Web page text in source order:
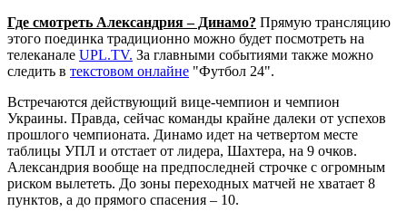
Где смотреть Александрия – Динамо? Прямую трансляцию
этого поединка традиционно можно будет посмотреть на
телеканале UPL.TV. За главными событиями также можно
следить в текстовом онлайне "Футбол 24".
Встречаются действующий вице-чемпион и чемпион
Украины. Правда, сейчас команды крайне далеки от успехов
прошлого чемпионата. Динамо идет на четвертом месте
таблицы УПЛ и отстает от лидера, Шахтера, на 9 очков.
Александрия вообще на предпоследней строчке с огромным
риском вылететь. До зоны переходных матчей не хватает 8
пунктов, а до прямого спасения – 10.